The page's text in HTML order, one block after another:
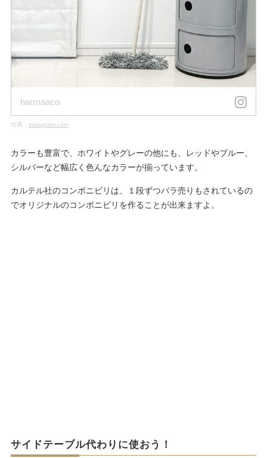
harmaaco
出典： instagram.com
カラーも豊富で、ホワイトやグレーの他にも、レッドやブルー、
シルバーなど幅広く色んなカラーが揃っています。
カルテル社のコンポニビリは、１段ずつバラ売りもされているの
でオリジナルのコンポニビリを作ることが出来ますよ。
サイドテーブル代わりに使おう！